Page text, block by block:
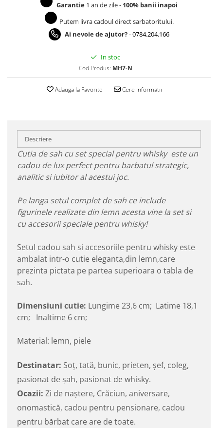
Garantie 1 an de zile - 100% banii inapoi
Putem livra cadoul direct sarbatoritului.
Ai nevoie de ajutor?-0784.204.166
In stoc
Cod Produs: MH7-N
Adauga la Favorite Cere informatii
Descriere
Cutia de sah cu set special pentru whisky este un
cadou de lux perfect pentru barbatul strategic,
analitic si iubitor al acestui joc.
Pe langa setul complet de sah ce include
figurinele realizate din lemn acesta vine la set si
cu accesorii speciale pentru whisky!
Setul cadou sah si accesoriile pentru whisky este
ambalat intr-o cutie eleganta,din lemn,care
prezinta pictata pe partea superioara o tabla de
sah.
Dimensiuni cutie: Lungime 23,6 cm; Latime 18,1
cm; Inaltime 6 cm;
Material: lemn, piele
Destinatar: Soț, tată, bunic, prieten, șef, coleg,
pasionat de șah, pasionat de whisky.
Ocazii: Zi de naștere, Crăciun, aniversare,
onomastică, cadou pentru pensionare, cadou
pentru bărbat care are de toate.